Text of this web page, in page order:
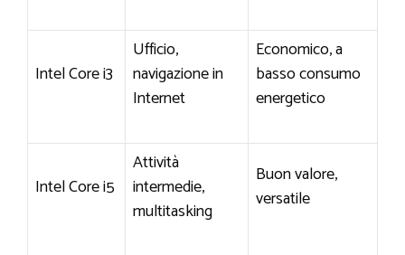
Intel Core i3
Ufficio,
navigazione in
Internet
Economico, a
basso consumo
energetico
Intel Core i5
Attività
intermedie,
multitasking
Buon valore,
versatile